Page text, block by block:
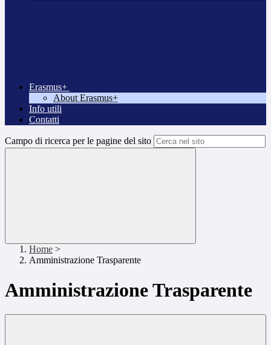
Erasmus+
About Erasmus+
Info utili
Contatti
Campo di ricerca per le pagine del sito
Home >
Amministrazione Trasparente
Amministrazione Trasparente